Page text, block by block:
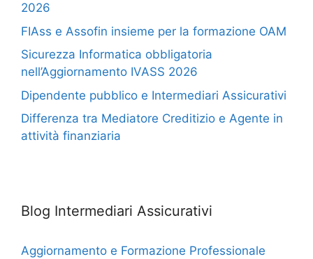
2026
FIAss e Assofin insieme per la formazione OAM
Sicurezza Informatica obbligatoria
nell’Aggiornamento IVASS 2026
Dipendente pubblico e Intermediari Assicurativi
Differenza tra Mediatore Creditizio e Agente in
attività finanziaria
Blog Intermediari Assicurativi
Aggiornamento e Formazione Professionale